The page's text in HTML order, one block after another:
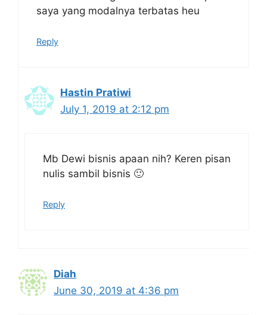
saya yang modalnya terbatas heu
Reply
Hastin Pratiwi
July 1, 2019 at 2:12 pm
Mb Dewi bisnis apaan nih? Keren pisan
nulis sambil bisnis 🙂
Reply
Diah
June 30, 2019 at 4:36 pm